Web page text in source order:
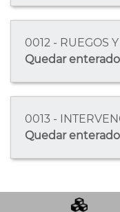
0012 - RUEGOS
Quedar enterado
0013 -
Quedar enterado